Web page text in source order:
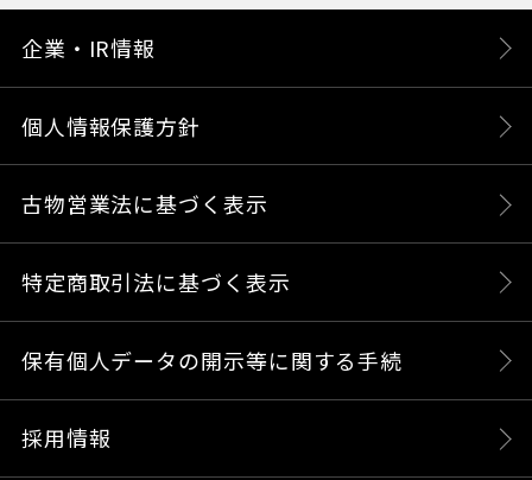
企業・IR情報
個人情報保護方針
古物営業法に基づく表示
特定商取引法に基づく表示
保有個人データの開示等に関する手続
採用情報